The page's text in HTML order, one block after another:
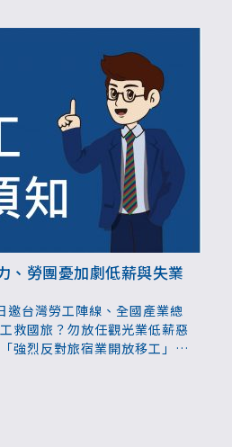
、勞團憂加劇低薪與失業
邀台灣勞工陣線、全國產業總
救國旅？勿放任觀光業低薪惡
強烈反對旅宿業開放移工」的
做，但那麼辛苦的工作，卻只
動部推介了許多勞工，業者卻